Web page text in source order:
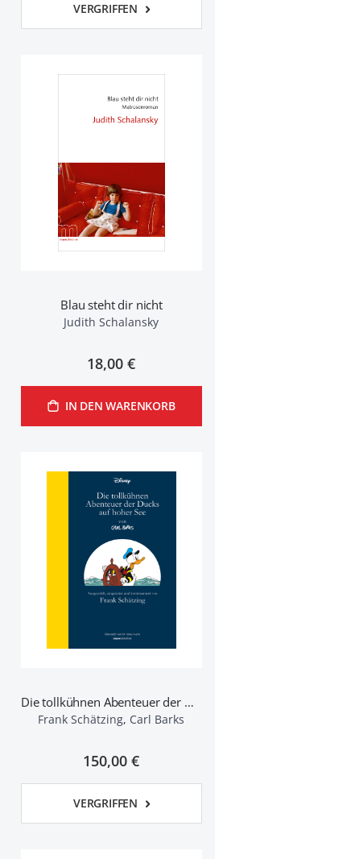
VERGRIFFEN
Blau steht dir nicht
Judith Schalansky
18,00 €
IN DEN WARENKORB
Die tollkühnen Abenteuer der Ducks auf hoher See - Vorzugsausgabe
Frank Schätzing, Carl Barks
150,00 €
VERGRIFFEN